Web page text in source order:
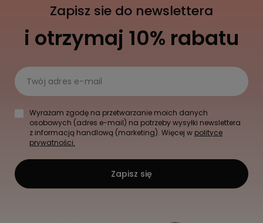
Zapisz sie do newslettera
i otrzymaj 10% rabatu
Twój adres e-mail
Wyrażam zgodę na przetwarzanie moich danych
osobowych (adres e-mail) na potrzeby wysyłki newslettera
z informacją handlową (marketing). Więcej w polityce
prywatności.
Zapisz się